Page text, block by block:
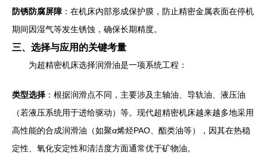
防锈防腐屏障 ：在机床内部形成保护膜，防止精密金属表面在停机
期间因湿气等发生锈蚀，确保长期精度。
三、选择与应用的关键考量
为超精密机床选择润滑油是一项系统工程：
类型选择 ：根据润滑点不同，主要涉及主轴油、导轨油、液压油
（若液压系统用于进给驱动）等。现代超精密机床越来越多地采用
高性能的合成润滑油（如聚α烯烃PAO、酯类油等），因其在热稳
定性、氧化安定性和清洁度方面通常优于矿物油。